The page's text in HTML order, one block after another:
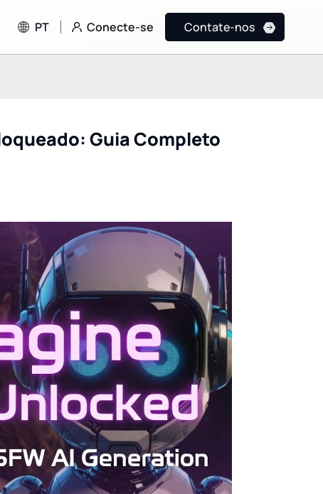
PT Conecte-se Contate-nos
(SpaceXAI) em
programação, IA ativa e
inteligência de fronteira
com custo-benefício.
Guia Completo